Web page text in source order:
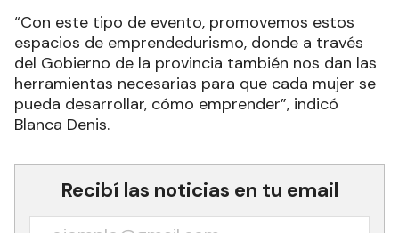
“Con este tipo de evento, promovemos estos
espacios de emprendedurismo, donde a través
del Gobierno de la provincia también nos dan las
herramientas necesarias para que cada mujer se
pueda desarrollar, cómo emprender”, indicó
Blanca Denis.
Recibí las noticias en tu email